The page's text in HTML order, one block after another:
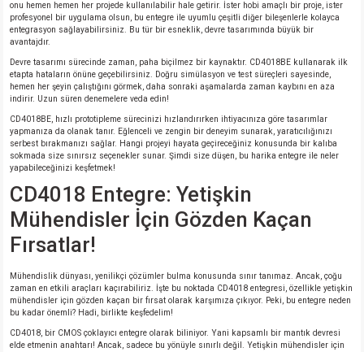
onu hemen hemen her projede kullanılabilir hale getirir. İster hobi amaçlı bir proje, ister
profesyonel bir uygulama olsun, bu entegre ile uyumlu çeşitli diğer bileşenlerle kolayca
entegrasyon sağlayabilirsiniz. Bu tür bir esneklik, devre tasarımında büyük bir
avantajdır.
Devre tasarımı sürecinde zaman, paha biçilmez bir kaynaktır. CD4018BE kullanarak ilk
etapta hataların önüne geçebilirsiniz. Doğru simülasyon ve test süreçleri sayesinde,
hemen her şeyin çalıştığını görmek, daha sonraki aşamalarda zaman kaybını en aza
indirir. Uzun süren denemelere veda edin!
CD4018BE, hızlı prototipleme sürecinizi hızlandırırken ihtiyacınıza göre tasarımlar
yapmanıza da olanak tanır. Eğlenceli ve zengin bir deneyim sunarak, yaratıcılığınızı
serbest bırakmanızı sağlar. Hangi projeyi hayata geçireceğiniz konusunda bir kalıba
sokmada size sınırsız seçenekler sunar. Şimdi size düşen, bu harika entegre ile neler
yapabileceğinizi keşfetmek!
CD4018 Entegre: Yetişkin
Mühendisler İçin Gözden Kaçan
Fırsatlar!
Mühendislik dünyası, yenilikçi çözümler bulma konusunda sınır tanımaz. Ancak, çoğu
zaman en etkili araçları kaçırabiliriz. İşte bu noktada CD4018 entegresi, özellikle yetişkin
mühendisler için gözden kaçan bir fırsat olarak karşımıza çıkıyor. Peki, bu entegre neden
bu kadar önemli? Hadi, birlikte keşfedelim!
CD4018, bir CMOS çoklayıcı entegre olarak biliniyor. Yani kapsamlı bir mantık devresi
elde etmenin anahtarı! Ancak, sadece bu yönüyle sınırlı değil. Yetişkin mühendisler için